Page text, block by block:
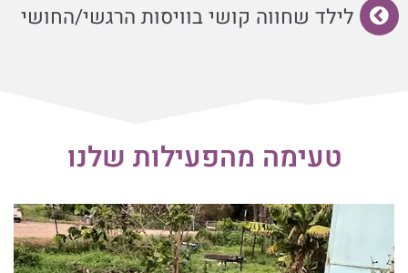
לילד שחווה קושי בוויסות הרגשי/החושי
טעימה מהפעילות שלנו